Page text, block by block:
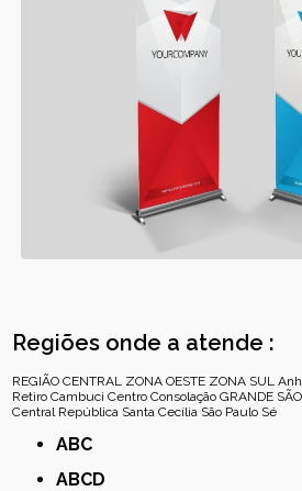
Regiões onde a atende :
REGIÃO CENTRAL ZONA OESTE ZONA SUL
Retiro Cambuci Centro Consolação GRANDE
Central República Santa Cecília São Paulo Sé
ABC
ABCD